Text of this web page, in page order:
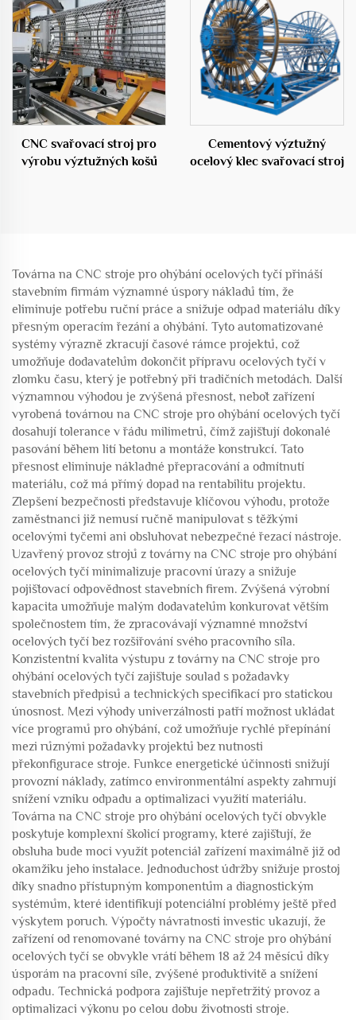
CNC svařovací stroj pro
výrobu výztužných košů
Cementový výztužný
ocelový klec svařovací stroj
Továrna na CNC stroje pro ohýbání ocelových tyčí přináší
stavebním firmám významné úspory nákladů tím, že
eliminuje potřebu ruční práce a snižuje odpad materiálu díky
přesným operacím řezání a ohýbání. Tyto automatizované
systémy výrazně zkracují časové rámce projektů, což
umožňuje dodavatelům dokončit přípravu ocelových tyčí v
zlomku času, který je potřebný při tradičních metodách. Další
významnou výhodou je zvýšená přesnost, neboť zařízení
vyrobená továrnou na CNC stroje pro ohýbání ocelových tyčí
dosahují tolerance v řádu milimetrů, čímž zajišťují dokonalé
pasování během lití betonu a montáže konstrukcí. Tato
přesnost eliminuje nákladné přepracování a odmítnutí
materiálu, což má přímý dopad na rentabilitu projektu.
Zlepšení bezpečnosti představuje klíčovou výhodu, protože
zaměstnanci již nemusí ručně manipulovat s těžkými
ocelovými tyčemi ani obsluhovat nebezpečné řezací nástroje.
Uzavřený provoz strojů z továrny na CNC stroje pro ohýbání
ocelových tyčí minimalizuje pracovní úrazy a snižuje
pojišťovací odpovědnost stavebních firem. Zvýšená výrobní
kapacita umožňuje malým dodavatelům konkurovat větším
společnostem tím, že zpracovávají významné množství
ocelových tyčí bez rozšiřování svého pracovního síla.
Konzistentní kvalita výstupu z továrny na CNC stroje pro
ohýbání ocelových tyčí zajišťuje soulad s požadavky
stavebních předpisů a technických specifikací pro statickou
únosnost. Mezi výhody univerzálnosti patří možnost ukládat
více programů pro ohýbání, což umožňuje rychlé přepínání
mezi různými požadavky projektů bez nutnosti
překonfigurace stroje. Funkce energetické účinnosti snižují
provozní náklady, zatímco environmentální aspekty zahrnují
snížení vzniku odpadu a optimalizaci využití materiálu.
Továrna na CNC stroje pro ohýbání ocelových tyčí obvykle
poskytuje komplexní školicí programy, které zajišťují, že
obsluha bude moci využít potenciál zařízení maximálně již od
okamžiku jeho instalace. Jednoduchost údržby snižuje prostoj
díky snadno přístupným komponentům a diagnostickým
systémům, které identifikují potenciální problémy ještě před
výskytem poruch. Výpočty návratnosti investic ukazují, že
zařízení od renomované továrny na CNC stroje pro ohýbání
ocelových tyčí se obvykle vrátí během 18 až 24 měsíců díky
úsporám na pracovní síle, zvýšené produktivitě a snížení
odpadu. Technická podpora zajišťuje nepřetržitý provoz a
optimalizaci výkonu po celou dobu životnosti stroje.